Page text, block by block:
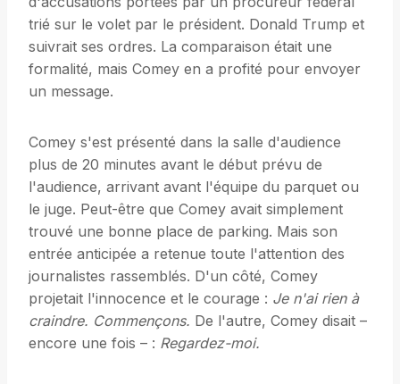
trié sur le volet par le président. Donald Trump et
suivrait ses ordres. La comparaison était une
formalité, mais Comey en a profité pour envoyer
un message.
Comey s'est présenté dans la salle d'audience
plus de 20 minutes avant le début prévu de
l'audience, arrivant avant l'équipe du parquet ou
le juge. Peut-être que Comey avait simplement
trouvé une bonne place de parking. Mais son
entrée anticipée a retenue toute l'attention des
journalistes rassemblés. D'un côté, Comey
projetait l'innocence et le courage : Je n'ai rien à
craindre. Commençons. De l'autre, Comey disait –
encore une fois – : Regardez-moi.